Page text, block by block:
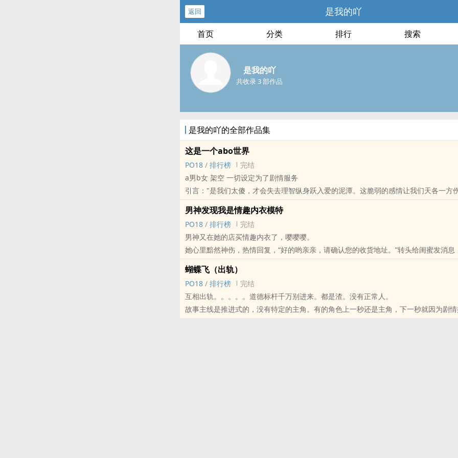
返回 是我的吖
首页 分类 排行 搜索
是我的吖
共收录 3 部作品
是我的吖的全部作品集
这是一个abo世界
‌‌‍P‎‍‌O‎1‍‌8‍ / 排行榜
完结
a男b女 架空 一切设定为了剧情服务
引言："是我们太傻，才会失去理智纵身跃入爱的泥潭。这脆弱的感情让我们天各一方
不顾一切来到我的身边，看着你这个样子我不敢置信，你居然还敢与我共赴生死啊。"
标签： ‍1‌V‌‍1‌‍ / BG / 校园 / 狗血 /
男神发现我是‎情‌‌趣‎内衣模特
‌‌‍P‎‍‌O‎1‍‌8‍ / 排行榜
完结
男神又在她的店买‎情‌‌趣‎内衣了，嘤嘤嘤。
她心里黯然神伤，热情回复，“好的哟亲亲，请确认您的收货地址。”转头给闺蜜发消息
闺蜜火速回了句，“哇哦，这都这星期第三回了吧。”
她惆怅而又哀伤的感叹了一句，“体力真好。”
表面是普普通通的女大学生，背地里倒腾‎情‌‌趣‎内衣店的女主和看着身经百战，玩世不恭
故事。
蝴蝶飞（出轨）
‌‌‍P‎‍‌O‎1‍‌8‍ / 排行榜
完结
互相出轨。。。。。道德标杆千万别进来。都是渣。没有正常人。
故事主线是推进式的，没有特定的主角。有的角色上一秒还是主角，下一秒就因为剧情